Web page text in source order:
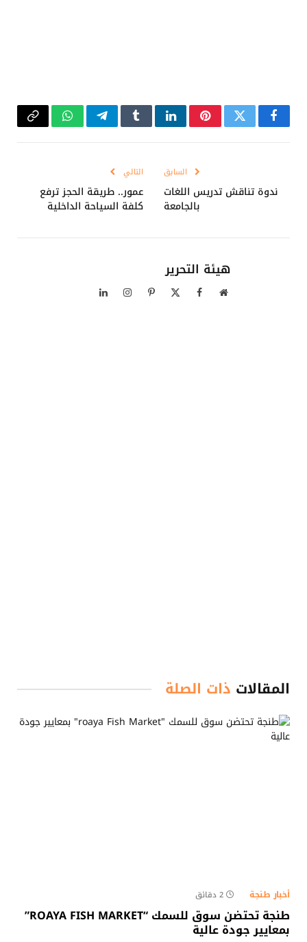
فيسبوكتويتر بينتيريستلينكدإنTumblrتيلقرامواتسابCopy
السابق
ندوة تناقش تدريس اللغات
بالجامعة
التالي
عمور.. طريقة الحجز ترفع
كلفة السياحة الداخلية
هيئة التحرير
موقع فيسبوك بينتيريستالانستغراملينكدإن
المقالات ذات الصلة
أخبار طنجة 2 دقائق
طنجة تحتضن سوق للسمك “ROAYA FISH MARKET”
بمعايير جودة عالية